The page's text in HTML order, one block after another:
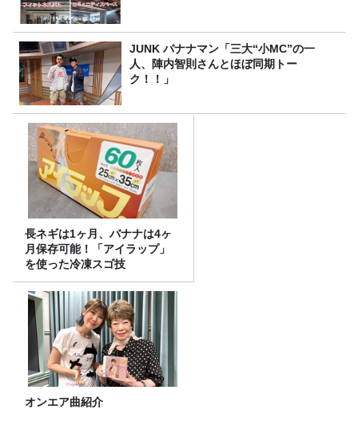
JUNK バナナマン「三大“小MC”の一
人、陣内智則さんとほぼ同期トー
ク！！」
長ネギは1ヶ月、バナナは4ヶ
月保存可能！「アイラップ」
を使った冷凍スゴ技
オンエア曲紹介